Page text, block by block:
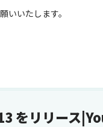
いいたします。
をリリース